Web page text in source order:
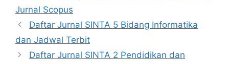
Jurnal Scopus
Daftar Jurnal SINTA 5 Bidang Informatika
dan Jadwal Terbit
Daftar Jurnal SINTA 2 Pendidikan dan